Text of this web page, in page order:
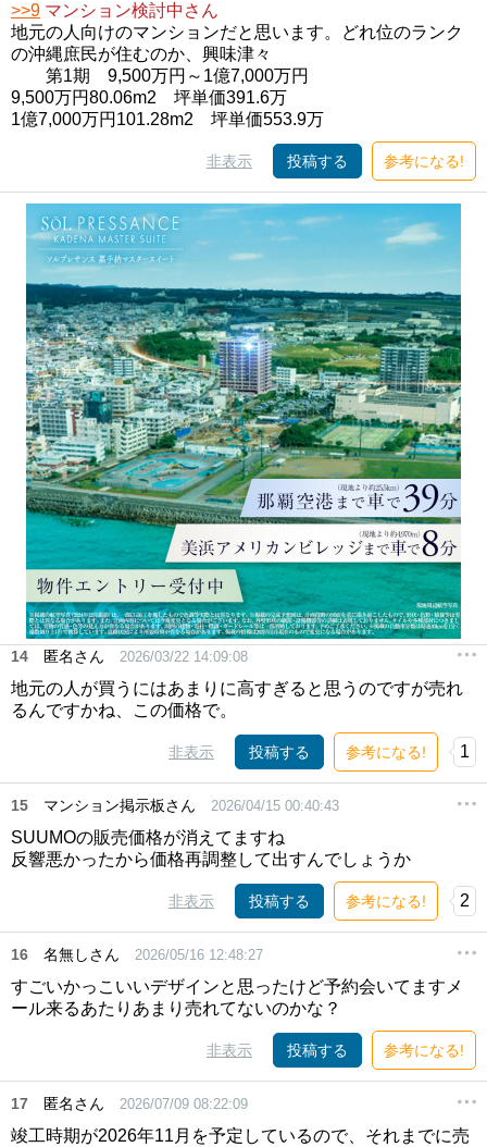
>>9 マンション検討中さん
地元の人向けのマンションだと思います。どれ位のランク
の沖縄庶民が住むのか、興味津々
第1期 9,500万円～1億7,000万円
9,500万円80.06m2 坪単価391.6万
1億7,000万円101.28m2 坪単価553.9万
非表示 投稿する 参考になる!
14 匿名さん 2026/03/22 14:09:08
地元の人が買うにはあまりに高すぎると思うのですが売れ
るんですかね、この価格で。
非表示 投稿する 参考になる! 1
15 マンション掲示板さん 2026/04/15 00:40:43
SUUMOの販売価格が消えてますね
反響悪かったから価格再調整して出すんでしょうか
非表示 投稿する 参考になる! 2
16 名無しさん 2026/05/16 12:48:27
すごいかっこいいデザインと思ったけど予約会いてますメ
ール来るあたりあまり売れてないのかな？
非表示 投稿する 参考になる!
17 匿名さん 2026/07/09 08:22:09
竣工時期が2026年11月を予定しているので、それまでに売